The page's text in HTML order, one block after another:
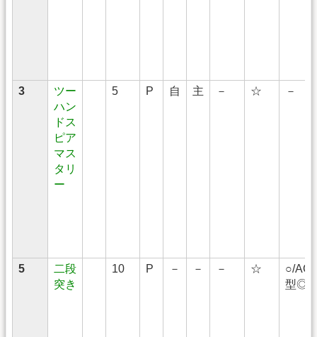
3
ツー
ハン
ドス
ピア
マス
タリ
ー
5 P 自 主 － ☆ －
5
二段
突き
10 P － － － ☆
○/AGI
型◎